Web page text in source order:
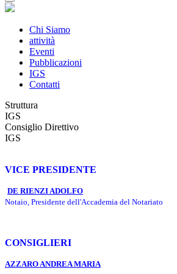
Chi Siamo
attività
Eventi
Pubblicazioni
IGS
Contatti
Struttura
IGS
Consiglio Direttivo
IGS
VICE PRESIDENTE
DE RIENZI ADOLFO
Notaio, Presidente dell'Accademia del Notariato
CONSIGLIERI
AZZARO ANDREA MARIA